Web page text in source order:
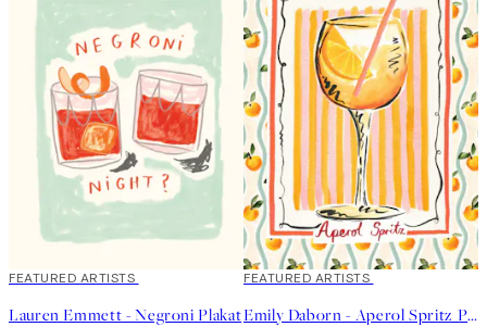
40%*
FEATURED ARTISTS
Lauren Emmett - Negroni Plakat
40%*
FEATURED ARTISTS
Emily Daborn - Aperol Spritz Plakat